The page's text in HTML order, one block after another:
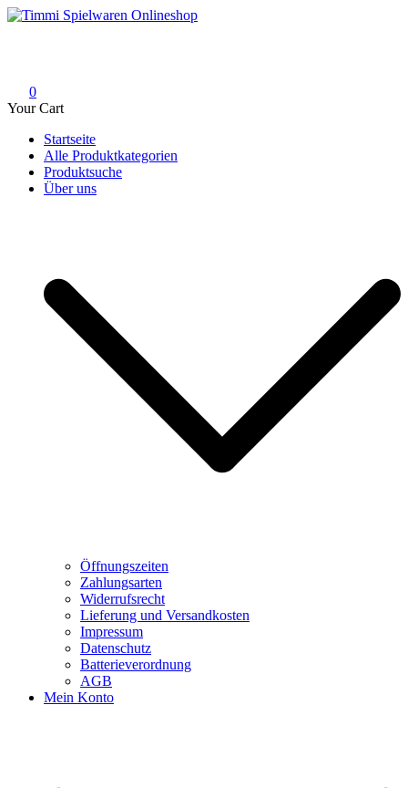
Skip
0
Your Cart
Startseite
Alle Produktkategorien
Produktsuche
Über uns
Öffnungszeiten
Zahlungsarten
Widerrufsrecht
Lieferung und Versandkosten
Impressum
Datenschutz
Batterieverordnung
AGB
Mein Konto